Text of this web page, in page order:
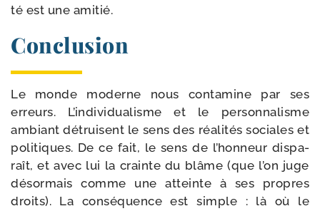
té est une amitié.
Conclusion
Le monde moderne nous conta­mine par ses
erreurs. L’individua­lisme et le per­son­na­lisme
ambiant détruisent le sens des réa­li­tés sociales et
poli­tiques. De ce fait, le sens de l’honneur dis­pa­
raît, et avec lui la crainte du blâme (que l’on juge
dé­sormais comme une atteinte à ses propres
droits). La consé­quence est simple : là où le